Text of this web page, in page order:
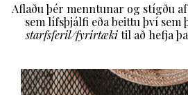
Aflaðu þér menntunar og stígðu
sem lífsþjálfi eða beittu því sem
starfsferil/fyrirtækitil að hefja